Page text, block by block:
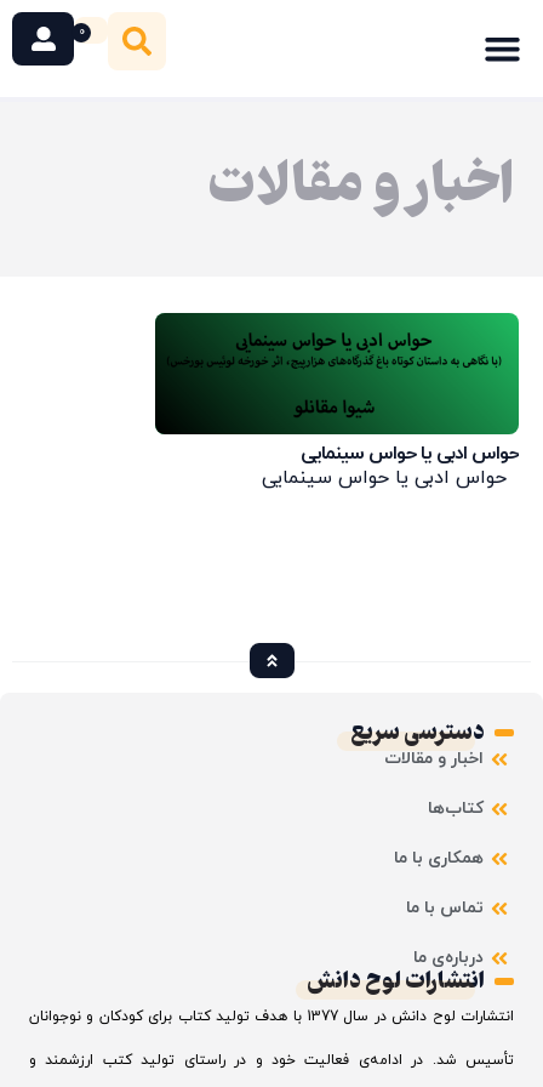
0
اخبار و مقالات
حواس ادبی یا حواس سینمایی
حواس ادبی یا حواس سینمایی
دسترسی سریع
اخبار و مقالات
کتاب‌ها
همکاری با ما
تماس با ما
درباره‌ی ما
انتشارات لوح دانش
انتشارات لوح دانش در سال 1377 با هدف تولید کتاب برای کودکان و نوجوانان
تأسیس شد. در ادامه‌ی فعالیت خود و در راستای تولید کتب ارزشمند و